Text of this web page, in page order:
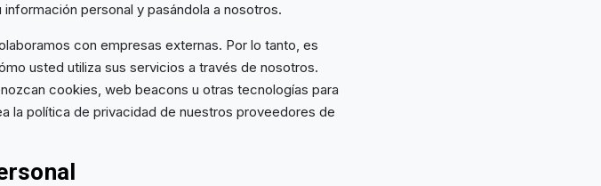
personal y pasándola a nosotros.
con empresas externas. Por lo tanto, es
usted utiliza sus servicios a través de nosotros.
cookies, web beacons u otras tecnologías para
la política de privacidad de nuestros proveedores de